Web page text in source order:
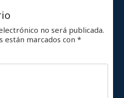
no será publicada.
están marcados con*